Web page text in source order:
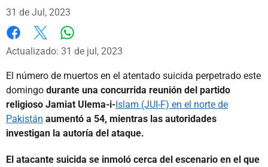
31 de Jul, 2023
Facebook
X
Actualizado: 31 de jul, 2023
El número de muertos en el atentado suicida perpetrado este
domingo durante una concurrida reunión del partido
religioso Jamiat Ulema-i-Islam (JUI-F) en el norte de
Pakistán aumentó a 54, mientras las autoridades
investigan la autoría del ataque.
El atacante suicida se inmoló cerca del escenario en el que